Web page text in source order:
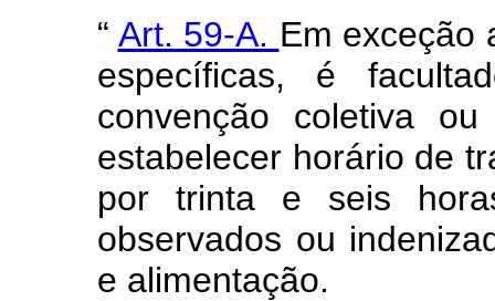
“ Art. 59-A. Em exceção
específicas, é
convenção coletiva
estabelecer horário de
por trinta e seis
observados ou
e alimentação.